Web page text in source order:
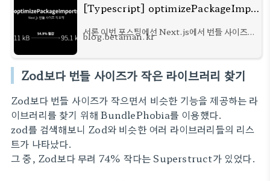
[Typescript] optimizePackageImports 옵션으로 Next.js 번들 사이즈 줄이기 (modularizeImports 대체재)
서론 이번 포스팅에선 Next.js에서 번들 사이즈
최적화를 위해 제공하는
고 한다. 점점 날이 갈수록 뚱뚱해지는 우리의
Next.js 프로젝트를 다이어트 시켜보자. o
blog.betaman.kr
Zod보다 번들 사이즈가 작은 라이브러리 찾기
Zod보다 번들 사이즈가 작으면서 비슷한 기능을 제공하는 라
이브러리를 찾기 위해 BundlePhobia를 이용했다.
zod를 검색해보니 Zod와 비슷한 여러 라이브러리들의 리스
트가 나타났다.
그 중, Zod보다 무려 74% 작다는 Superstruct가 있었다.